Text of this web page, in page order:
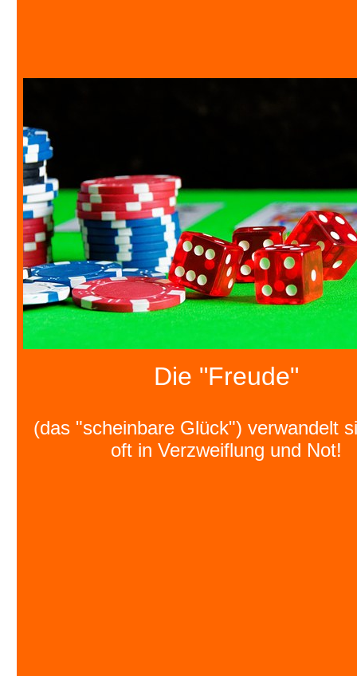
Die "Freude"
(das "scheinbare Glück") verwandelt
oft in Verzweiflung und Not!